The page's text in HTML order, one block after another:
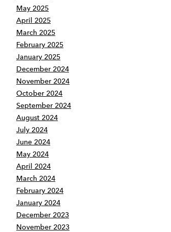
May 2025
April 2025
March 2025
February 2025
January 2025
December 2024
November 2024
October 2024
September 2024
August 2024
July 2024
June 2024
May 2024
April 2024
March 2024
February 2024
January 2024
December 2023
November 2023